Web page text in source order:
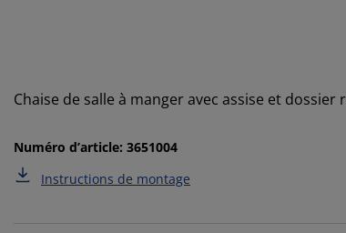
Chaise de salle à manger avec assise et
Numéro d’article: 3651004
Instructions de montage